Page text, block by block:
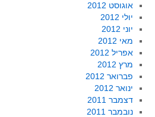
אוגוסט 2012
יולי 2012
יוני 2012
מאי 2012
אפריל 2012
מרץ 2012
פברואר 2012
ינואר 2012
דצמבר 2011
נובמבר 2011